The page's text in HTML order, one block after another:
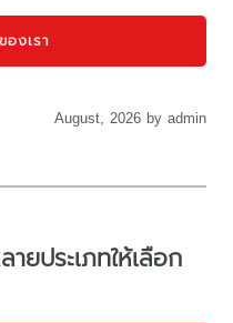
งเรา
August, 2026 by admin
ยประเภทให้เลือก